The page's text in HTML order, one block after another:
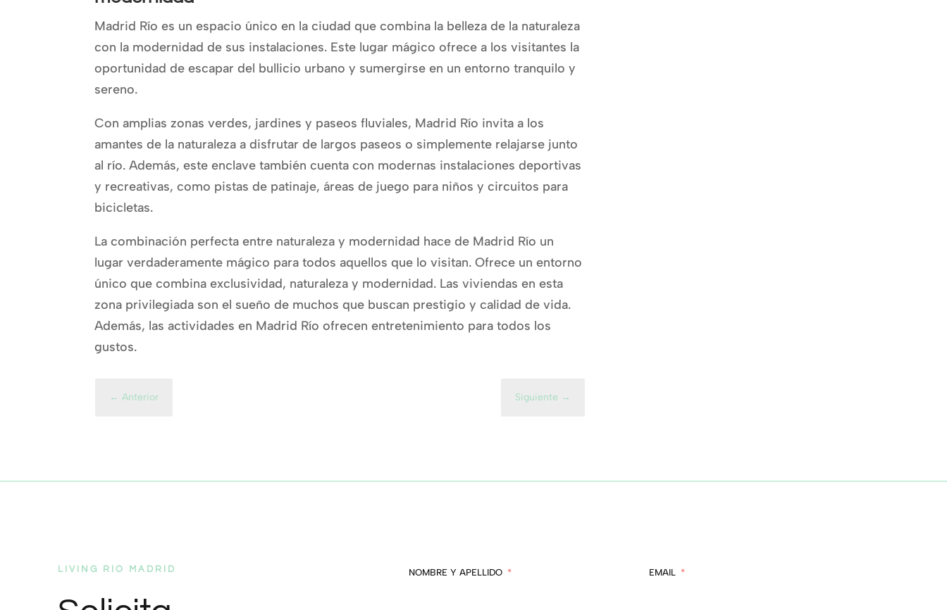
Madrid Río es un espacio único en la ciudad que combina la belleza de la naturaleza
con la modernidad de sus instalaciones. Este lugar mágico ofrece a los visitantes la
oportunidad de escapar del bullicio urbano y sumergirse en un entorno tranquilo y
sereno.
Con amplias zonas verdes, jardines y paseos fluviales, Madrid Río invita a los
amantes de la naturaleza a disfrutar de largos paseos o simplemente relajarse junto
al río. Además, este enclave también cuenta con modernas instalaciones deportivas
y recreativas, como pistas de patinaje, áreas de juego para niños y circuitos para
bicicletas.
La combinación perfecta entre naturaleza y modernidad hace de Madrid Río un
lugar verdaderamente mágico para todos aquellos que lo visitan. Ofrece un entorno
único que combina exclusividad, naturaleza y modernidad. Las viviendas en esta
zona privilegiada son el sueño de muchos que buscan prestigio y calidad de vida.
Además, las actividades en Madrid Río ofrecen entretenimiento para todos los
gustos.
←Anterior Siguiente →
LIVING RIO MADRID NOMBRE Y APELLIDO EMAIL